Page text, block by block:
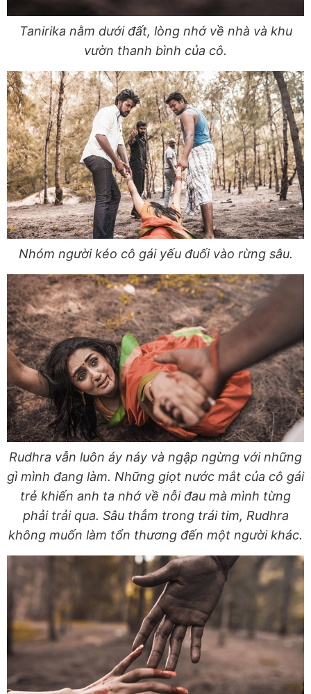
Tanirika nằm dưới đất, lòng nhớ về nhà và khu
vườn thanh bình của cô.
Nhóm người kéo cô gái yếu đuối vào rừng sâu.
Rudhra vẫn luôn áy náy và ngập ngừng với những
gì mình đang làm. Những giọt nước mắt của cô gái
trẻ khiến anh ta nhớ về nỗi đau mà mình từng
phải trải qua. Sâu thẳm trong trái tim, Rudhra
không muốn làm tổn thương đến một người khác.